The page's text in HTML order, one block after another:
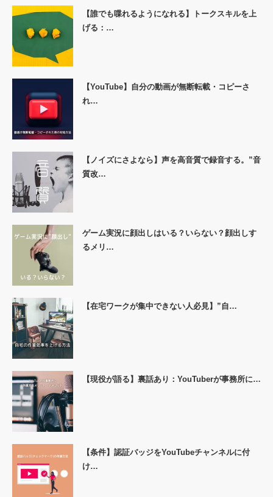
【誰でも喋れるようになれる】トークスキルを上
げる：…
【YouTube】自分の動画が無断転載・コピーさ
れ…
【ノイズにさよなら】声を高音質で録音する。”音
質改…
ゲーム実況に顔出しはいる？いらない？顔出しす
るメリ…
【在宅ワークが集中できない人必見】”自…
【現役が語る】裏話あり：YouTuberが事務所に…
【条件】認証バッジをYouTubeチャンネルに付
け…